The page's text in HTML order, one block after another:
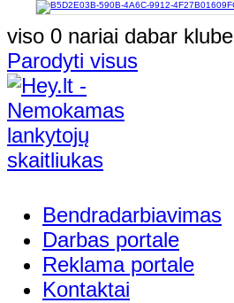
viso 0 nariai dabar klube
Parodyti visus
Bendradarbiavimas
Darbas portale
Reklama portale
Kontaktai